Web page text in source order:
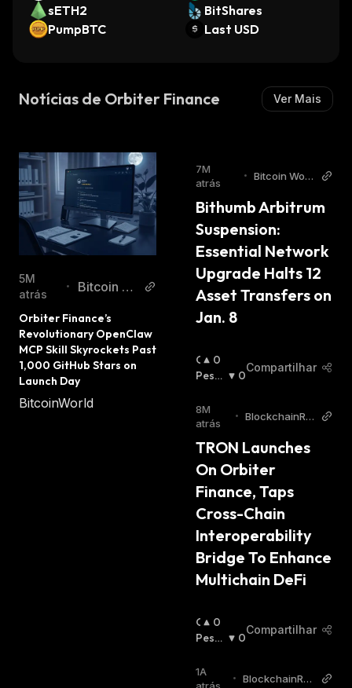
sETH2
BitShares
PumpBTC
Last USD
Notícias de Orbiter Finance Ver Mais
5M
atrás
•
Bitcoin W
Orbiter Finance’s
Revolutionary OpenClaw
MCP Skill Skyrockets Past
1,000 GitHub Stars on
Launch Day
BitcoinWorld
7M
atrás
• Bitcoin Worl
Bithumb Arbitrum
Suspension:
Essential Network
Upgrade Halts 12
Asset Transfers on
Jan. 8
O
T
M
I
A
:
0
Pessi
:
0
Compartilhar
8M
atrás
• BlockchainRe
TRON Launches
On Orbiter
Finance, Taps
Cross-Chain
Interoperability
Bridge To Enhance
Multichain DeFi
O
T
M
I
0
Pessi
:
0
Compartilhar
1A
• BlockchainRep